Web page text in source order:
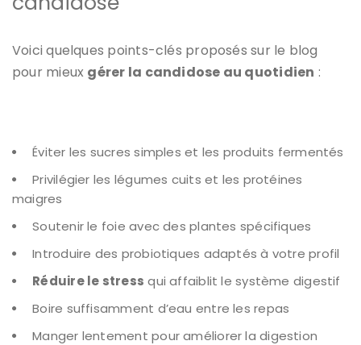
Voici quelques points-clés proposés sur le blog
pour mieux gérer la candidose au quotidien :
Éviter les sucres simples et les produits fermentés
Privilégier les légumes cuits et les protéines
maigres
Soutenir le foie avec des plantes spécifiques
Introduire des probiotiques adaptés à votre profil
Réduire le stress qui affaiblit le système digestif
Boire suffisamment d’eau entre les repas
Manger lentement pour améliorer la digestion